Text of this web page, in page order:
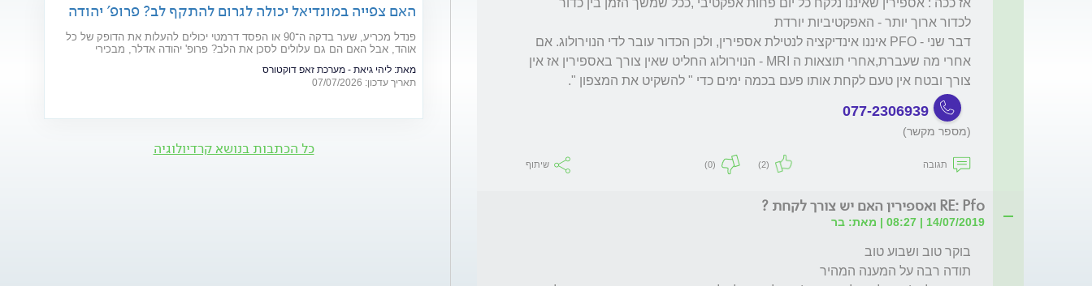
צורך ובטח אין טעם לקחת אותו פעם בכמה ימים כדי " להשקיט את המצפון ".
077-2306939
(מספר מקשר)
תגובה (2)
(0) שיתוף
RE: Pfo ואספירין האם יש צורך לקחת ?
14/07/2019 | 08:27 | מאת: בר
האם צפייה במונדיאל יכולה לגרום להתקף לב? פרופ' יהודה
אדלר מסביר
פנדל מכריע, שער בדקה ה־90 או הפסד דרמטי יכולים להעלות את הדופק של כל
אוהד, אבל האם הם גם עלולים לסכן את הלב? פרופ' יהודה אדלר, מבכירי
מי נמצא בקבוצת הסיכון ואיך אפשר ליהנות מהמשחקים בלי לסכן את הבריאות.
מאת: ליהי גיאת - מערכת זאפ דוקטורס
תאריך עדכון: 07/07/2026
כל הכתבות בנושא קרדיולוגיה